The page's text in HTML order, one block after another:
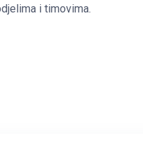
i timovima.